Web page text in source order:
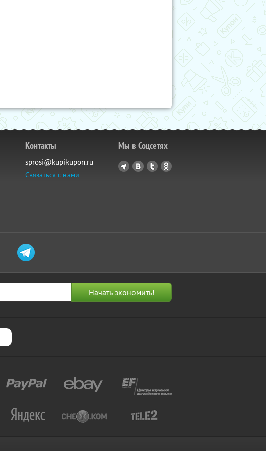
Контакты
sprosi@kupikupon.ru
Связаться с нами
Мы в Соцсетях